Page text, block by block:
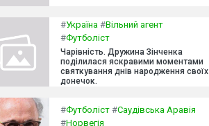
#Україна #Вільний агент
#Футболіст
Чарівність. Дружина Зінченка
поділилася яскравими моментами
святкування днів народження своїх
донечок.
#Футболіст #Саудівська Аравія
#Норвегія